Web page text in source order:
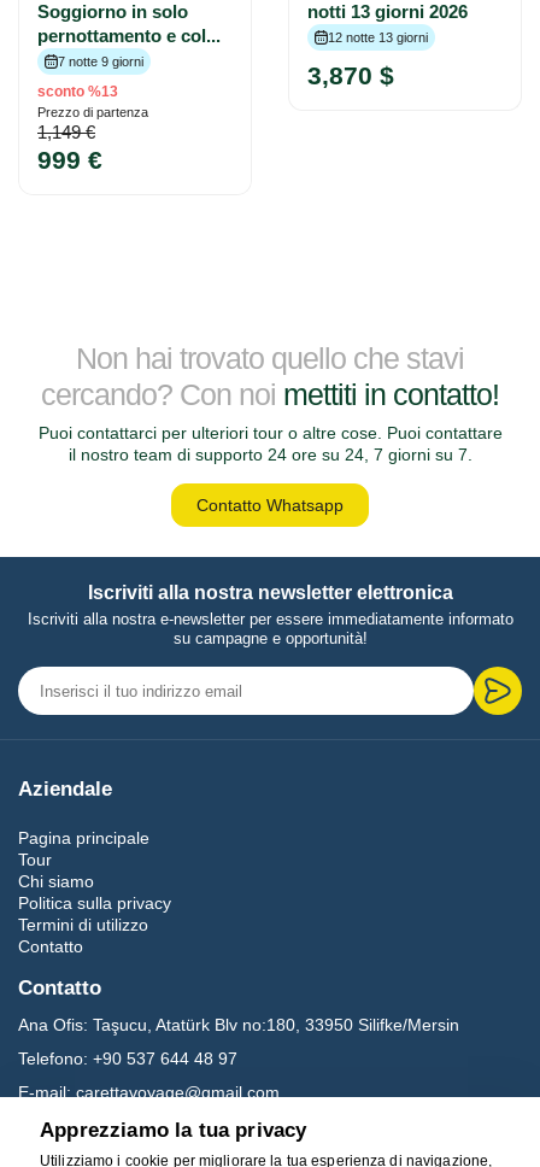
Soggiorno in solo
pernottamento e col...
7 notte 9 giorni
sconto %13
Prezzo di partenza
1,149 €
999 €
notti 13 giorni 2026
12 notte 13 giorni
3,870 $
Non hai trovato quello che stavi
cercando? Con noi mettiti in contatto!
Puoi contattarci per ulteriori tour o altre cose. Puoi contattare
il nostro team di supporto 24 ore su 24, 7 giorni su 7.
Contatto Whatsapp
Iscriviti alla nostra newsletter elettronica
Iscriviti alla nostra e-newsletter per essere immediatamente informato
su campagne e opportunità!
Aziendale
Pagina principale
Tour
Chi siamo
Politica sulla privacy
Termini di utilizzo
Contatto
Contatto
Ana Ofis: Taşucu, Atatürk Blv no:180, 33950 Silifke/Mersin
Telefono: +90 537 644 48 97
E-mail: carettavoyage@gmail.com
Social media
Apprezziamo la tua privacy
Utilizziamo i cookie per migliorare la tua esperienza di navigazione,